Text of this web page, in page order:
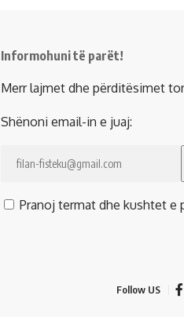
Informohuni të parët!
Merr lajmet dhe përditësimet
Shënoni email-in e juaj:
Pranoj termat dhe kushtet e
Follow US